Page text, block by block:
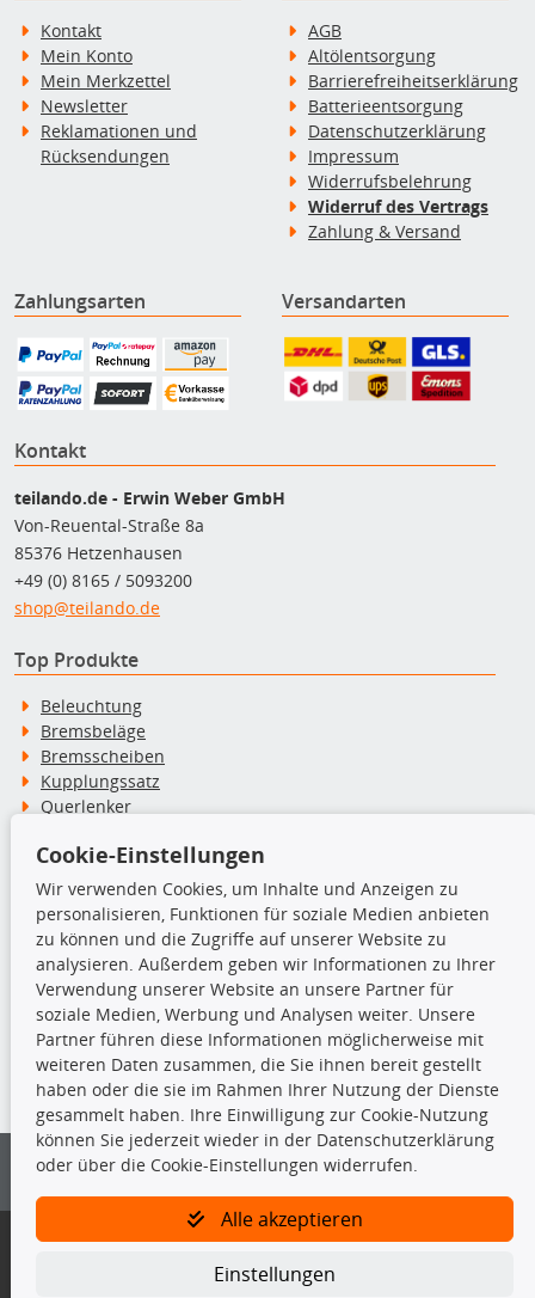
Kontakt
Mein Konto
Mein Merkzettel
Newsletter
Reklamationen und
Rücksendungen
AGB
Altölentsorgung
Barrierefreiheitserklärung
Batterieentsorgung
Datenschutzerklärung
Impressum
Widerrufsbelehrung
Widerruf des Vertrags
Zahlung & Versand
Zahlungsarten Versandarten
Kontakt
teilando.de - Erwin Weber GmbH
Von-Reuental-Straße 8a
85376 Hetzenhausen
+49 (0) 8165 / 5093200
shop@teilando.de
Top Produkte
Beleuchtung
Bremsbeläge
Bremsscheiben
Kupplungssatz
Querlenker
Stoßdämpfer
TecDoc Inside
Die hier angezeigten Daten insbesondere die gesamte Datenbank dürfen
nicht kopiert werden.
Es ist zu unterlassen, die Daten oder die gesamte Datenbank ohne
vorherige Zustimmung von TecDoc zu vervielfältigen, zu verbreiten
und/oder diese Handlungen durch Dritte ausführen zu lassen. Ein
Bitte prüfen Sie, ob das über unseren Onlineshop identifizierte Ersatzteil
Gegebenenfalls sind ergänzende Informationen notwendig, um
Cookie-Einstellungen
Wir verwenden Cookies, um Inhalte und Anzeigen zu
personalisieren, Funktionen für soziale Medien anbieten
zu können und die Zugriffe auf unserer Website zu
analysieren. Außerdem geben wir Informationen zu Ihrer
Verwendung unserer Website an unsere Partner für
soziale Medien, Werbung und Analysen weiter. Unsere
Partner führen diese Informationen möglicherweise mit
weiteren Daten zusammen, die Sie ihnen bereit gestellt
haben oder die sie im Rahmen Ihrer Nutzung der Dienste
gesammelt haben. Ihre Einwilligung zur Cookie-Nutzung
können Sie jederzeit wieder in der Datenschutzerklärung
oder über die Cookie-Einstellungen widerrufen.
Alle akzeptieren
Einstellungen